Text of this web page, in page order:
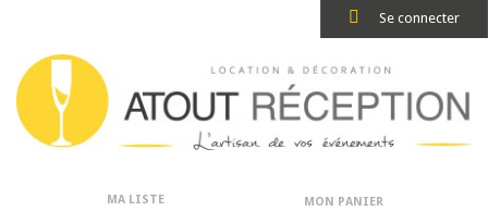
Se connecter
MA LISTE
MON PANIER